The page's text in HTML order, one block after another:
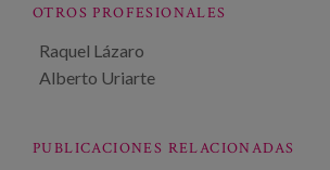
OTROS PROFESIONALES
Raquel Lázaro
Alberto Uriarte
PUBLICACIONES RELACIONADAS